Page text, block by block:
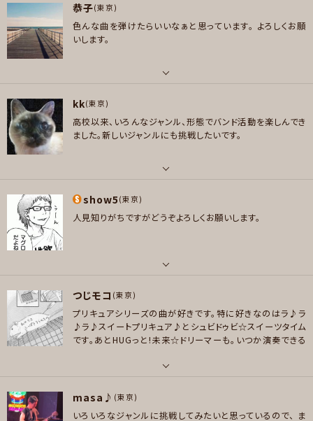
え好きなんやろ？に支配され気味です。 ■BGM: 焚き火と虫の音の環境音 /
アルゼンチンタンゴ / アイリッシュミュージック ■ゲームのサントラ: ファ
イナルファンタジー3〜8 / ロマンシング・サガ3+ミンストレルソング / ソウル
ブレイダー / SAGA2 ■アニメのサントラ: 蟲師 / white album / ラーゼフ
ォン / ターンエーガンダム / アルジェントソーマ / Zガンダム ■特撮ソン
が好きです🥸 捻くれてますが、わかる人がいたら❤️になります🌞 サブスクが
世に出るまで、ワールドミュージック×日欧米の年間ベストヒットを TSUTAY
A で毎月数十枚レンタルを２０年くらい続けてたので、これ好き✨️って曲が大
方分かって対応可能なつもりでいます🐯
ブルース , ジャズ/フュージョン , ソウル/R＆B , ボサノバ/ラテン , クラシック
, ゴスペル/アカペラ , スカ/ロカビリー , スラッシュメタル/デスメタル , ハー
ドコア , ヒップホップ/レゲエ , ハウス/テクノ , アニソン/ボカロ
ギター , ベース
好きなアーティスト
ACIDMAN amazarashi DragonAsh fhana Liella! Limp Bizkit LiSA PB
B R・O・N SlipKnot THE BACK HORN X Japan 天野月子 大槻ケンヂと
絶望少女達 鈴木このみ 田淵智也 堀江晶太 マキシマムザホルモン 睦月周平
好きなジャンル
ロック , パンク/メロコア , ハードロック/ヘヴィメタル , ファンク/ブルース ,
スラッシュメタル/デスメタル , アニソン/ボカロ
メッセージ
恭子(東京)
色んな曲を弾けたらいいなぁと思っています。 よろしくお願
いします。
ベース
好きなアーティスト
ロック、ポップス全般好きです。 TOTO、Night Ranger、Incognito、Fourpl
ay、スピッツ、杉山清貴＆オメガトライブ、bohemianvoodoo、T-SQUARE、
好きなジャンル
ポップス , ロック , ハードロック/ヘヴィメタル , ジャズ/フュージョン , ソウ
ル/R＆B , ボサノバ/ラテン
プレイヤー参加予定
メッセージ
kk(東京)
高校以来、いろんなジャンル、形態でバンド活動を楽しんでき
ました。新しいジャンルにも挑戦したいです。
ボーカル
好きなアーティスト
ノラ ジョーンズ、アブリル ラヴィン、ホワイトスネイク、スキッドロウ、ドッケン、U
2、スティング、メガデス、ニルヴァーナ、カーペンターズ、Misia、ドリカム、高橋
洋子、鬼束ちひろ、ユーミン、AIMER、Uru
好きなジャンル
ポップス , ハードロック/ヘヴィメタル , スラッシュメタル/デスメタル
プレイヤー参加予定
show5 (東京)
人見知りがちですがどうぞよろしくお願いします。
ボーカル , ギター , ベース
好きなアーティスト
the band apart,坂本真綾,oasis,Sparks Go Go,菅野よう子,THE SEAT
BELTS,中島愛,Rasmus Faber,pockets,Mr.Big,SKID ROW,Extreme
ポップス , ロック , ハードロック/ヘヴィメタル , ファンク/ブルース , ジャズ/
フュージョン
つじモコ (東京)
プリキュアシリーズの曲が好きです。特に好きなのはラ♪ラ
♪ラ♪スイートプリキュア♪とシュビドゥビ☆スイーツタイム
です。あとHUGっと!未来☆ドリーマーも。いつか演奏できる
ベース
masa♪ (東京)
いろいろなジャンルに挑戦してみたいと思っているので、 ま